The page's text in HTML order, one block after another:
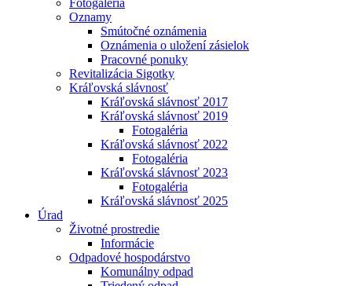
Fotogaléria
Oznamy
Smútočné oznámenia
Oznámenia o uložení zásielok
Pracovné ponuky
Revitalizácia Sigotky
Kráľovská slávnosť
Kráľovská slávnosť 2017
Kráľovská slávnosť 2019
Fotogaléria
Kráľovská slávnosť 2022
Fotogaléria
Kráľovská slávnosť 2023
Fotogaléria
Kráľovská slávnosť 2025
Úrad
Životné prostredie
Informácie
Odpadové hospodárstvo
Komunálny odpad